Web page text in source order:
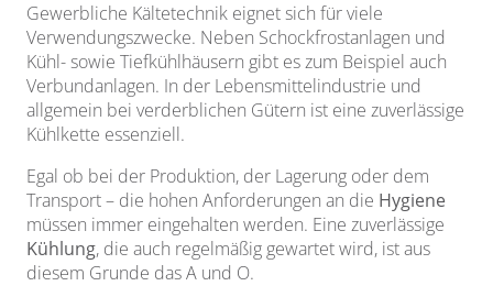
Gewerbliche Kältetechnik eignet sich für viele
Verwendungszwecke. Neben Schockfrostanlagen und
Kühl- sowie Tiefkühlhäusern gibt es zum Beispiel auch
Verbundanlagen. In der Lebensmittelindustrie und
allgemein bei verderblichen Gütern ist eine zuverlässige
Kühlkette essenziell.
Egal ob bei der Produktion, der Lagerung oder dem
Transport – die hohen Anforderungen an die Hygiene
müssen immer eingehalten werden. Eine zuverlässige
Kühlung, die auch regelmäßig gewartet wird, ist aus
diesem Grunde das A und O.